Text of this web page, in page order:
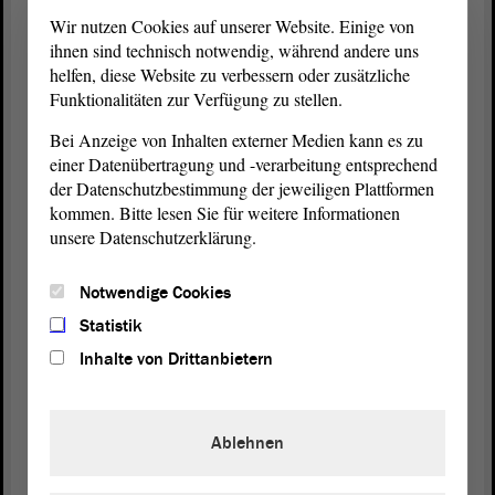
sie einer Lösung zuzuführen sind, einer Lösung
zuzuführen. Dafür gibt es
Kommunikationsplattformen und
Arbeitsplattformen. An dieser Stelle sollten wir
weitermachen.
(Zustimmung bei der SPD)
Frau Kollegin, in den Zielen sind wir uns einig,
aber ich finde Ihre Argumentation nicht konsistent.
Verfügbarkeit von Fachkräften - das wird mir
Wir nutzen Cookies auf unserer Website. Einige von
ihnen sind technisch notwendig, während andere uns
helfen, diese Website zu verbessern oder zusätzliche
Funktionalitäten zur Verfügung zu stellen.
Bei Anzeige von Inhalten externer Medien kann es zu
einer Datenübertragung und -verarbeitung entsprechend
der Datenschutzbestimmung der jeweiligen Plattformen
kommen. Bitte lesen Sie für weitere Informationen
unsere Datenschutzerklärung.
Notwendige Cookies
Statistik
Inhalte von Drittanbietern
Ablehnen